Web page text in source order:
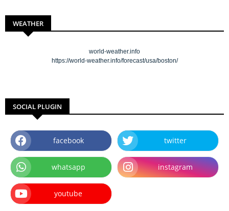
WEATHER
world-weather.info
https://world-weather.info/forecast/usa/boston/
SOCIAL PLUGIN
facebook twitter
whatsapp instagram
youtube